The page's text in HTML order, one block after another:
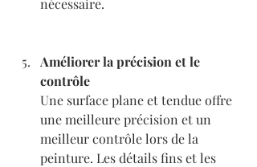
nécessaire.
Améliorer la précision et le
contrôle
Une surface plane et tendue offre
une meilleure précision et un
meilleur contrôle lors de la
peinture. Les détails fins et les